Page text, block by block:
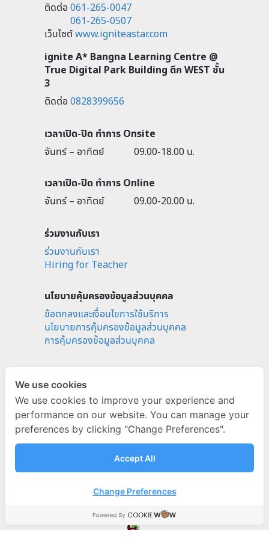
ติดต่อ061-265-0047
061-265-0507
เว็บไซต์www.igniteastar.com
ignite A* Bangna Learning Centre @
True Digital Park Building ตึก WEST ชั้น
3
ติดต่อ0828399656
เวลาเปิด-ปิด ทำการ Onsite
จันทร์ – อาทิตย์
09.00-18.00 น.
เวลาเปิด-ปิด ทำการ Online
จันทร์ – อาทิตย์
09.00-20.00 น.
ร่วมงานกับเรา
ร่วมงานกับเรา
Hiring for Teacher
นโยบายคุ้มครองข้อมูลส่วนบุคคล
ข้อตกลงและเงื่อนไขการใช้บริการ
นโยบายการคุ้มครองข้อมูลส่วนบุคคล
การคุ้มครองข้อมูลส่วนบุคคล
ignitebyondemand
fb.com/ignitebyondemand
@ignitebyondemand
We use cookies
We use cookies to improve your experience and
performance on our website. You can manage your
preferences by clicking "Change Preferences".
Accept All
Change Preferences